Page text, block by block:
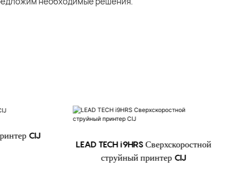
CIJ
LEAD TECH i9HRS Сверхскоростной
струйный принтер CIJ